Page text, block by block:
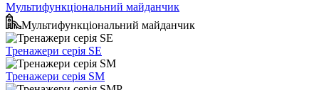
Мультифункціональний майданчик
Мультифункціональний майданчик
Тренажери серія SE
Тренажери серія SM